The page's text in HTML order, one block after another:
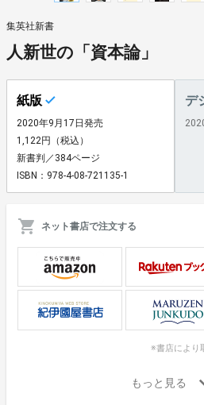
集英社新書
人新世の「資本論」
紙版
2020年9月17日発売
1,122円（税込）
新書判／384ページ
ISBN：978-4-08-721135-1
デ
ネット書店で注文する
※書店により